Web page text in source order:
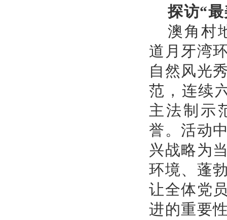
探访“
澳角村
道月牙湾
自然风光
范，连续
主法制示
誉。活动
兴战略为
环境、蓬
让全体党
进的重要